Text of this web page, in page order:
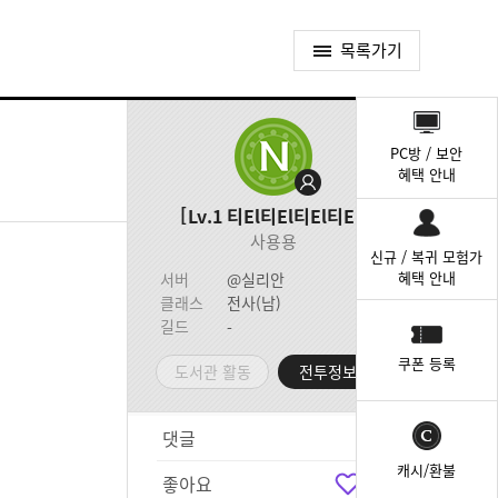
목록가기
Lv.1 티El티El티El티El
사용용
서버
@실리안
클래스
전사(남)
길드
-
도서관 활동 전투정보실
댓글
좋아요
PC방 / 보안
혜택 안내
신규 / 복귀 모험가
혜택 안내
쿠폰 등록
캐시/환불